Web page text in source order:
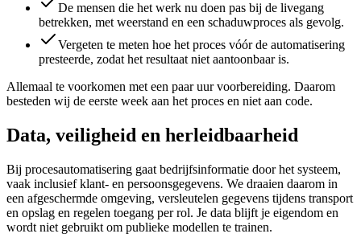
De mensen die het werk nu doen pas bij de livegang
betrekken, met weerstand en een schaduwproces als gevolg.
Vergeten te meten hoe het proces vóór de automatisering
presteerde, zodat het resultaat niet aantoonbaar is.
Allemaal te voorkomen met een paar uur voorbereiding. Daarom
besteden wij de eerste week aan het proces en niet aan code.
Data, veiligheid en herleidbaarheid
Bij procesautomatisering gaat bedrijfsinformatie door het systeem,
vaak inclusief klant- en persoonsgegevens. We draaien daarom in
een afgeschermde omgeving, versleutelen gegevens tijdens transport
en opslag en regelen toegang per rol. Je data blijft je eigendom en
wordt niet gebruikt om publieke modellen te trainen.